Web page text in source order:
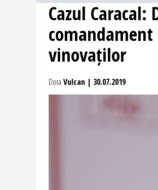
Cazul
vinovaților
Dora Vulcan | 30.07.2019